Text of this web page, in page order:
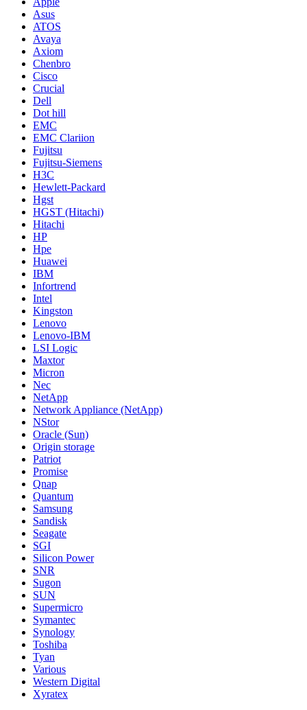
Asus
ATOS
Avaya
Axiom
Chenbro
Cisco
Crucial
Dell
Dot hill
EMC
EMC Clariion
Fujitsu
Fujitsu-Siemens
H3C
Hewlett-Packard
Hgst
HGST (Hitachi)
Hitachi
HP
Hpe
Huawei
IBM
Infortrend
Intel
Kingston
Lenovo
Lenovo-IBM
LSI Logic
Maxtor
Micron
Nec
NetApp
Network Appliance (NetApp)
NStor
Oracle (Sun)
Origin storage
Patriot
Promise
Qnap
Quantum
Samsung
Sandisk
Seagate
SGI
Silicon Power
SNR
Sugon
SUN
Supermicro
Symantec
Synology
Toshiba
Tyan
Various
Western Digital
Xyratex